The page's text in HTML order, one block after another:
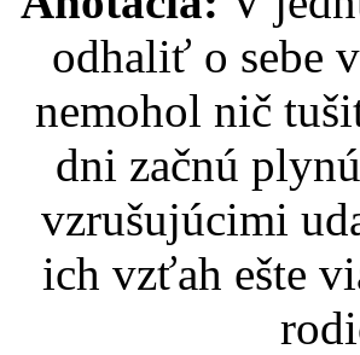
odhaliť o sebe
nemohol nič
dni začnú
vzrušujúcimi
ich vzťah ešte